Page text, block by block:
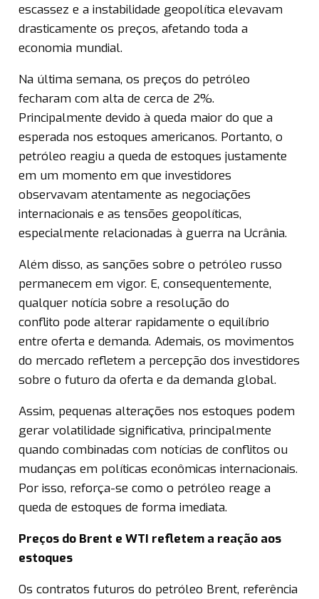
escassez e a instabilidade geopolítica elevavam
drasticamente os preços, afetando toda a
economia mundial.
Na última semana, os preços do petróleo
fecharam com alta de cerca de 2%.
Principalmente devido à queda maior do que a
esperada nos estoques americanos. Portanto, o
petróleo reagiu a queda de estoques justamente
em um momento em que investidores
observavam atentamente as negociações
internacionais e as tensões geopolíticas,
especialmente relacionadas à guerra na Ucrânia.
Além disso, as sanções sobre o petróleo russo
permanecem em vigor. E, consequentemente,
qualquer notícia sobre a resolução do
conflito pode alterar rapidamente o equilíbrio
entre oferta e demanda. Ademais, os movimentos
do mercado refletem a percepção dos investidores
sobre o futuro da oferta e da demanda global.
Assim, pequenas alterações nos estoques podem
gerar volatilidade significativa, principalmente
quando combinadas com notícias de conflitos ou
mudanças em políticas econômicas internacionais.
Por isso, reforça-se como o petróleo reage a
queda de estoques de forma imediata.
Preços do Brent e WTI refletem a reação aos
estoques
Os contratos futuros do petróleo Brent, referência